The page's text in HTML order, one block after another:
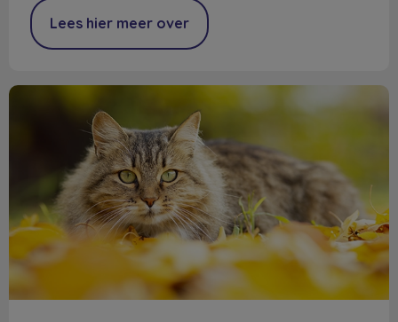
Lees hier meer over
Najaarskriebels